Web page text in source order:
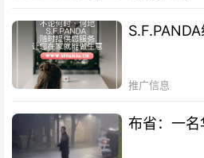
推广信息
布省：一